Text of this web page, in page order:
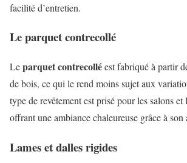
facilité d’entretien.
Le parquet contrecollé
Leparquet contrecolléest fabriqué à partir
de bois, ce qui le rend moins sujet aux
type de revêtement est prisé pour les salons et
offrant une ambiance chaleureuse grâce à son
Lames et dalles rigides